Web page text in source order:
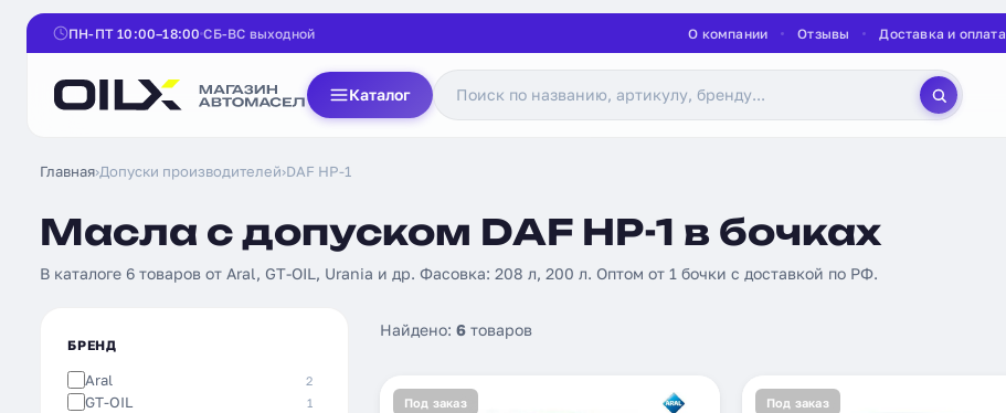
ПН-ПТ 10:00–18:00 СБ-ВС выходной О компании Отзывы Доставка и оплата
Каталог
Главная›Допуски производителей›DAF HP-1
Масла с допуском DAF HP-1 в бочках
В каталоге 6 товаров от Aral, GT-OIL, Urania и др. Фасовка: 208 л, 200 л. Оптом от 1 бочки с доставкой по РФ.
БРЕНД
Aral 2
GT-OIL 1
Найдено: 6 товаров
Под заказ Под заказ